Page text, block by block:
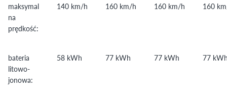
maksymal
na
prędkość:
140 km/h 160 km/h 160 km/h 160
bateria
litowo-
jonowa:
58 kWh 77 kWh 77 kWh 77